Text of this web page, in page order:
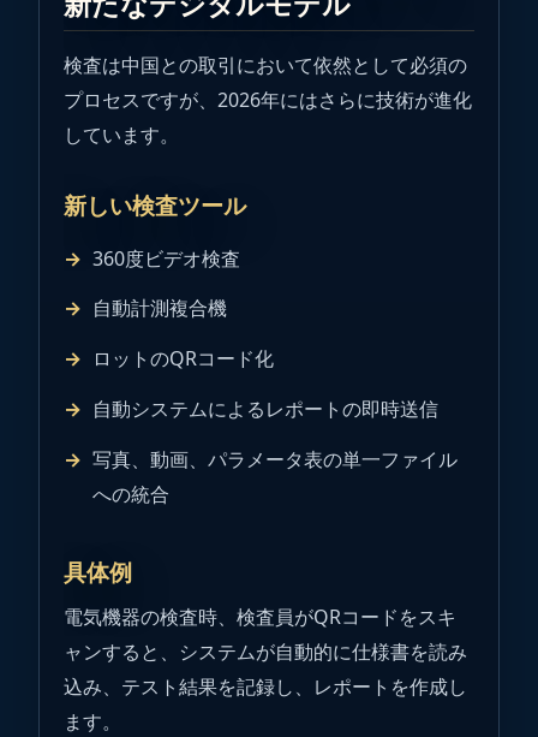
検査は中国との取引において依然として必須の
プロセスですが、2026年にはさらに技術が進化
しています。
新しい検査ツール
360度ビデオ検査
自動計測複合機
ロットのQRコード化
自動システムによるレポートの即時送信
写真、動画、パラメータ表の単一ファイル
への統合
具体例
電気機器の検査時、検査員がQRコードをスキ
ャンすると、システムが自動的に仕様書を読み
込み、テスト結果を記録し、レポートを作成し
ます。